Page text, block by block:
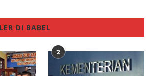
DI BABEL
2